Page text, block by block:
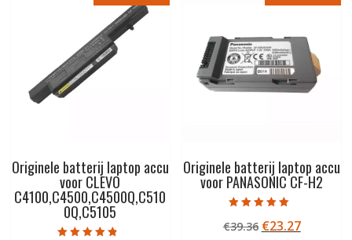
Originele batterij laptop accu
voor CLEVO
C4100,C4500,C4500Q,C510
0Q,C5105
Originele batterij laptop accu
voor PANASONIC CF-H2
5.00
uit 5
€39.36 €23.27Huidige